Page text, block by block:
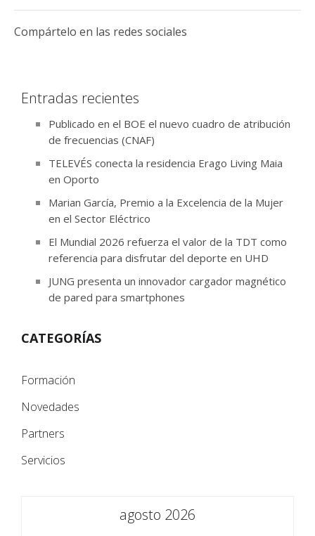
Compártelo en las redes sociales
Entradas recientes
Publicado en el BOE el nuevo cuadro de atribución
de frecuencias (CNAF)
TELEVÉS conecta la residencia Erago Living Maia
en Oporto
Marian García, Premio a la Excelencia de la Mujer
en el Sector Eléctrico
El Mundial 2026 refuerza el valor de la TDT como
referencia para disfrutar del deporte en UHD
JUNG presenta un innovador cargador magnético
de pared para smartphones
CATEGORÍAS
Formación
Novedades
Partners
Servicios
agosto 2026